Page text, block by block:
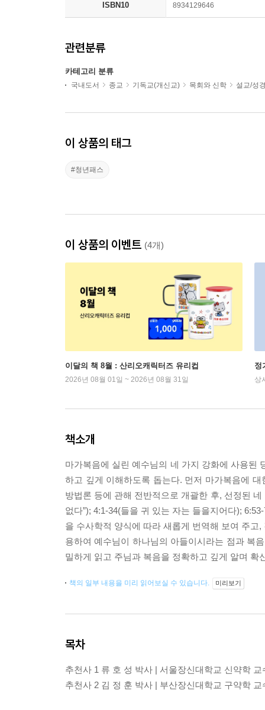
ISBN10 8934129646
관련분류
카테고리 분류
국내도서 종교 기독교(개신교) 목회와 신학 설교/성
이 상품의 태그
#청년패스
이 상품의 이벤트 (4개)
이달의 책 8월 : 산리오캐릭터즈 유리컵
2026년 08월 01일 ~ 2026년 08월 31일
정
상
책소개
마가복음에 실린 예수님의 네 가지 강화에 사용된
하고 깊게 이해하도록 돕는다. 먼저 마가복음에
방법론 등에 관해 전반적으로 개괄한 후, 선정된
없다”); 4:1-34(들을 귀 있는 자는 들을지어다);
을 수사학적 양식에 따라 새롭게 번역해 보여 주
용하여 예수님이 하나님의 아들이시라는 점과 복
밀하게 읽고 주님과 복음을 정확하고 깊게 알며 확
책의 일부 내용을 미리 읽어보실 수 있습니다. 미리보기
목차
추천사 1 류 호 성 박사 | 서울장신대학교 신약학
추천사 2 김 정 훈 박사 | 부산장신대학교 구약학 교